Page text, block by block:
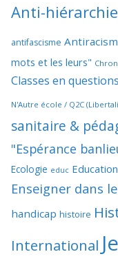
Anti-hiérarchie
antifascisme
mots et les leurs"
Classes en
N'Autre école / Q2C
sanitaire &
"Espérance
Ecologie educ
Enseigner dans
handicap histoire
International